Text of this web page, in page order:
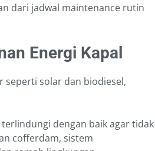
dari jadwal maintenance rutin
Energi Kapal
seperti solar dan biodiesel,
dengan baik agar tidak
cofferdam, sistem